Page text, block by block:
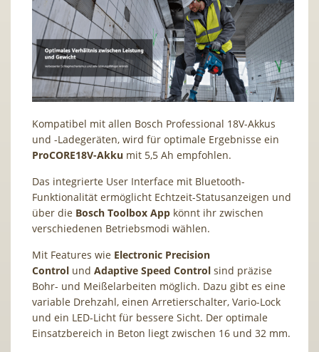
Kompatibel mit allen Bosch Professional 18V-Akkus
und -Ladegeräten, wird für optimale Ergebnisse ein
ProCORE18V-Akku mit 5,5 Ah empfohlen.
Das integrierte User Interface mit Bluetooth-
Funktionalität ermöglicht Echtzeit-Statusanzeigen und
über die Bosch Toolbox App könnt ihr zwischen
verschiedenen Betriebsmodi wählen.
Mit Features wie Electronic Precision
Control und Adaptive Speed Control sind präzise
Bohr- und Meißelarbeiten möglich. Dazu gibt es eine
variable Drehzahl, einen Arretierschalter, Vario-Lock
und ein LED-Licht für bessere Sicht. Der optimale
Einsatzbereich in Beton liegt zwischen 16 und 32 mm.